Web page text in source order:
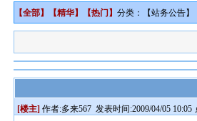
【全部】【精华】【热门 】分类：【站务公告】
[楼主] 作者:多来567 发表时间:2009/04/05 10:05